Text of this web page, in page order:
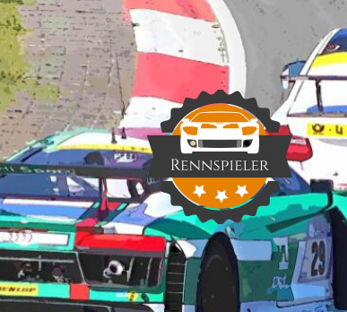
Rennspieler